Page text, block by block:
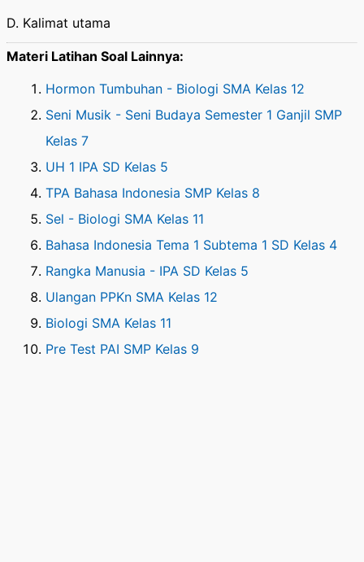
D. Kalimat utama
Materi Latihan Soal Lainnya:
Hormon Tumbuhan - Biologi SMA Kelas 12
Seni Musik - Seni Budaya Semester 1 Ganjil SMP
Kelas 7
UH 1 IPA SD Kelas 5
TPA Bahasa Indonesia SMP Kelas 8
Sel - Biologi SMA Kelas 11
Bahasa Indonesia Tema 1 Subtema 1 SD Kelas 4
Rangka Manusia - IPA SD Kelas 5
Ulangan PPKn SMA Kelas 12
Biologi SMA Kelas 11
Pre Test PAI SMP Kelas 9